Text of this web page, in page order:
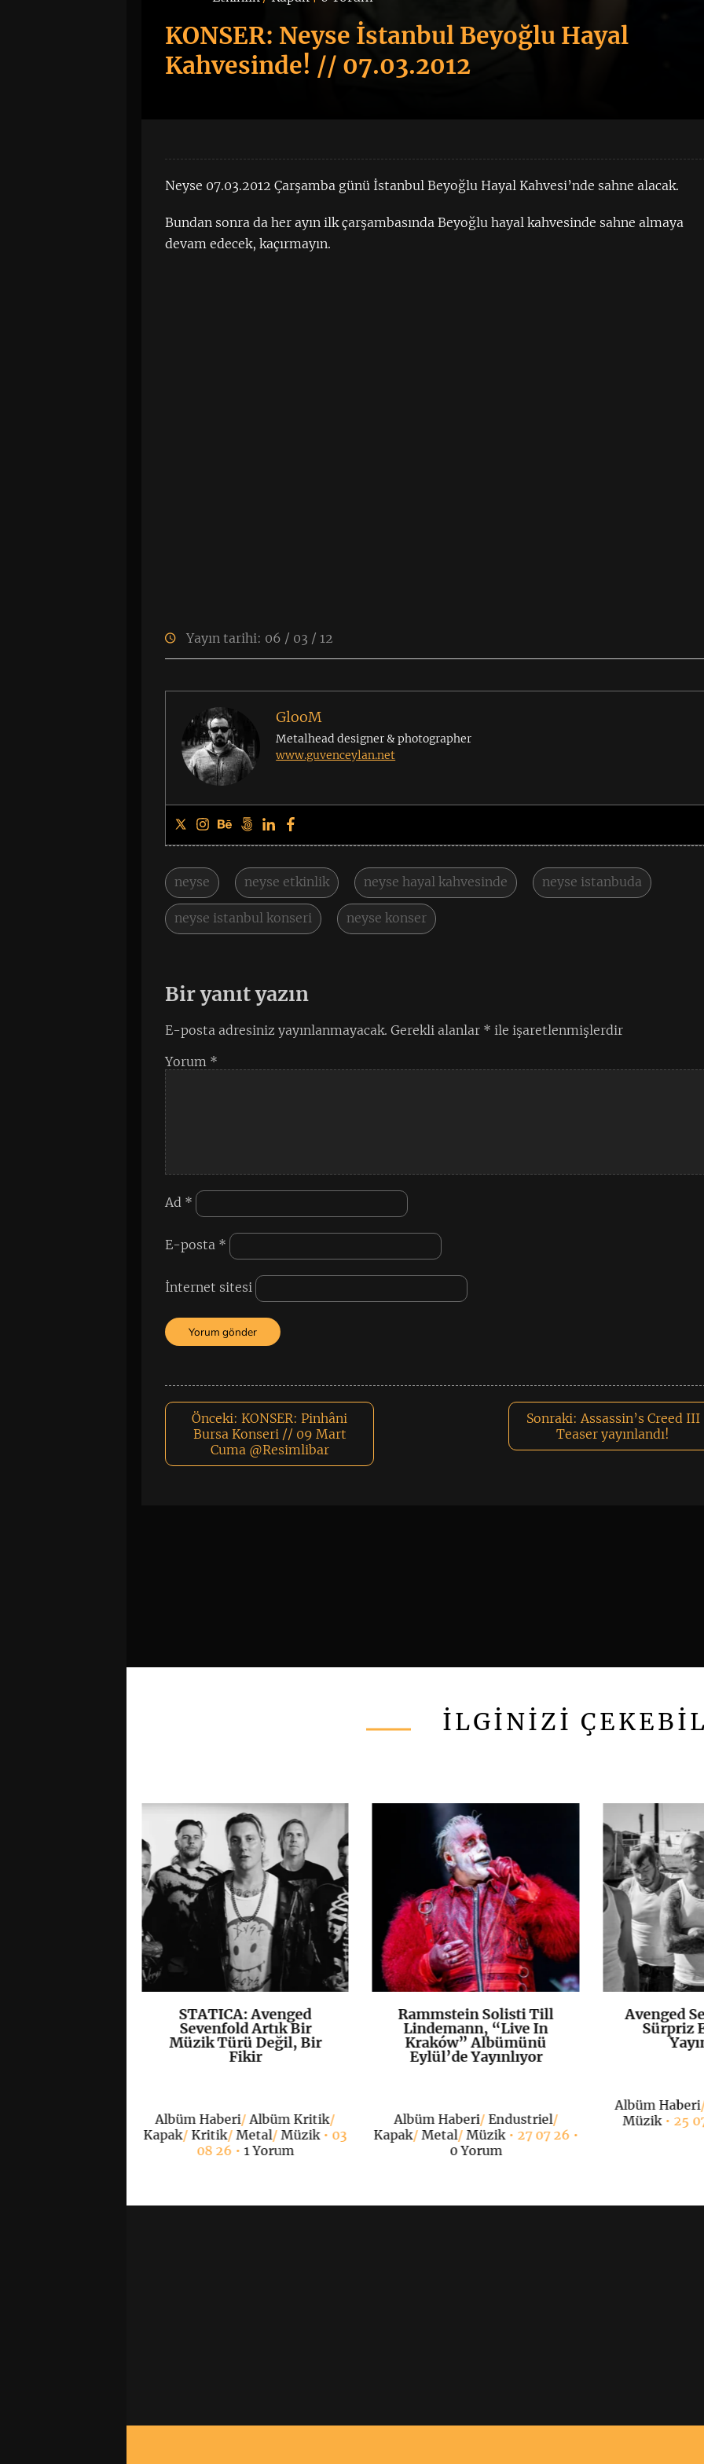
KONSER: Neyse İstanbul Beyoğlu Hayal
Kahvesinde! // 07.03.2012
Neyse 07.03.2012 Çarşamba günü İstanbul Beyoğlu Hayal Kahvesi’nde sahne alacak.
Bundan sonra da her ayın ilk çarşambasında Beyoğlu hayal kahvesinde sahne almaya
devam edecek, kaçırmayın.
Yayın tarihi: 06 / 03 / 12
GlooM
Metalhead designer & photographer
www.guvenceylan.net
neyse neyse etkinlik neyse hayal kahvesinde neyse istanbuda
neyse istanbul konseri neyse konser
Bir yanıt yazın
E-posta adresiniz yayınlanmayacak. Gerekli alanlar * ile işaretlenmişlerdir
Yorum *
Ad *
E-posta *
İnternet sitesi
Önceki: KONSER: Pinhâni
Bursa Konseri // 09 Mart
Cuma @Resimlibar
Sonraki: Assassin’s Creed III
Teaser yayınlandı!
İLGİNİZİ
K+
STATICA: Avenged
Sevenfold Artık Bir
Müzik Türü Değil, Bir
Fikir
Albüm Haberi/Albüm Kritik/
Kapak/ Kritik/Metal/Müzik• 03
08 26 •1 Yorum
K+
Rammstein Solisti Till
Lindemann, “Live In
Kraków” Albümünü
Eylül’de Yayınlıyor
Albüm Haberi/Endustriel/
Kapak/Metal/Müzik• 27 07 26 •
0 Yorum
Avenged
Sürpriz
Albüm Haberi
Müzik• 25